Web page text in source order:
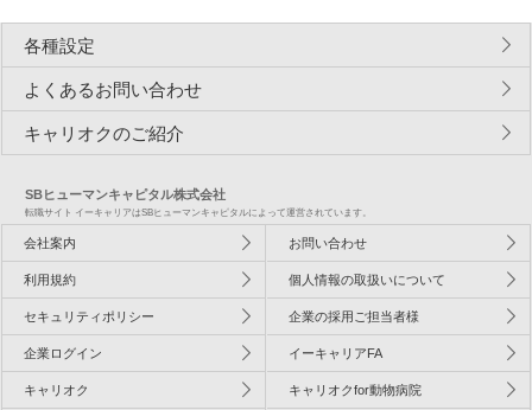
各種設定
よくあるお問い合わせ
キャリオクのご紹介
SBヒューマンキャピタル株式会社
転職サイト イーキャリアはSBヒューマンキャピタルによって運営されています。
会社案内 お問い合わせ
利用規約 個人情報の取扱いについて
セキュリティポリシー 企業の採用ご担当者様
企業ログイン イーキャリアFA
キャリオク キャリオクfor動物病院